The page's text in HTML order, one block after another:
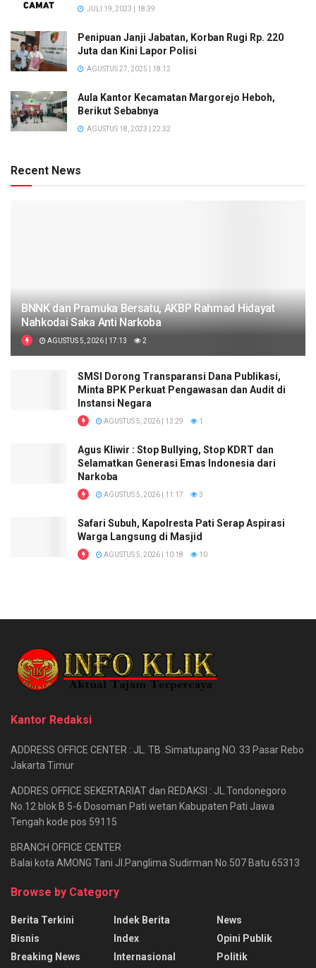
JULI 19, 2023 | 18:39
Penipuan Janji Jabatan, Korban Rugi Rp. 220
Juta dan Kini Lapor Polisi
AGUSTUS 27, 2025 | 18:12
Aula Kantor Kecamatan Margorejo Heboh,
Berikut Sebabnya
AGUSTUS 18, 2023 | 22:32
Recent News
BNNK dan Pramuka Bersatu, AKBP Rahmad Hidayat
Nahkodai Saka Anti Narkoba
AGUSTUS 5, 2026 | 17:13 2
SMSI Dorong Transparansi Dana Publikasi,
Minta BPK Perkuat Pengawasan dan Audit di
Instansi Negara
AGUSTUS 5, 2026 | 13:29 1
Agus Kliwir : Stop Bullying, Stop KDRT dan
Selamatkan Generasi Emas Indonesia dari
Narkoba
AGUSTUS 5, 2026 | 11:17 3
Safari Subuh, Kapolresta Pati Serap Aspirasi
Warga Langsung di Masjid
AGUSTUS 5, 2026 | 10:18 10
Kantor Redaksi
ADDRESS OFFICE CENTER : JL. TB .Simatupang NO. 33 Pasar Rebo
Jakarta Timur
ADDRES OFFICE SEKERTARIAT dan REDAKSI : JL.Tondonegoro
No.12 blok B 5-6 Dosoman Pati wetan Kabupaten Pati Jawa
Tengah kode pos 59115
BRANCH OFFICE CENTER
Balai kota AMONG Tani Jl.Panglima Sudirman No.507 Batu 65313
Browse by Category
Berita Terkini
Bisnis
Breaking News
Indek Berita
Index
Internasional
News
Opini Publik
Politik